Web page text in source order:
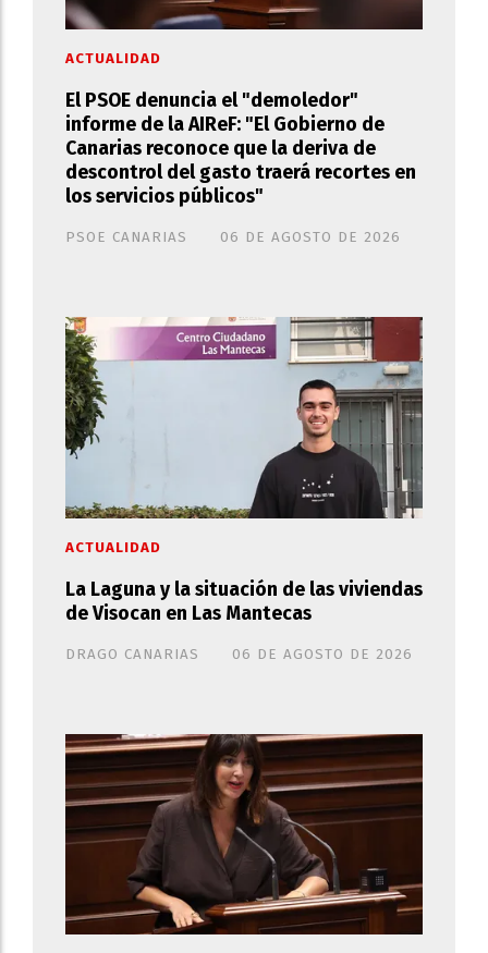
El PSOE denuncia el "demoledor"
informe de la AIReF: "El Gobierno de
Canarias reconoce que la deriva de
descontrol del gasto traerá recortes en
los servicios públicos"
PSOE CANARIAS
ACTUALIDAD
06 DE AGOSTO DE 2026
La Laguna y la situación de las viviendas
de Visocan en Las Mantecas
DRAGO CANARIAS
ACTUALIDAD
06 DE AGOSTO DE 2026